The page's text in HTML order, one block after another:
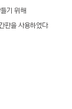
기 위해
판을 사용하였다.